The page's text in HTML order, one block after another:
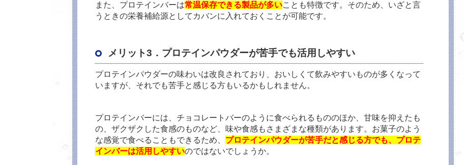
また、プロテインバーは常温保存できる製品が多いことも特徴です。そのため、いざと言
うときの栄養補給源としてカバンに入れておくことが可能です。
メリット3 ．プロテインパウダーが苦手でも活用しやすい
プロテインパウダーの味わいは改良されており、おいしくて飲みやすいものが多くなって
いますが、それでも苦手と感じる方もいるかもしれません。
プロテインバーには、チョコレートバーのように食べられるもののほか、甘味を抑えたも
の、ザクザクした食感のものなど、味や食感もさまざまな種類があります。お菓子のよう
な感覚で食べることもできるため、 プロテインパウダーが苦手だと感じる方でも、プロテ
インバーは活用しやすいのではないでしょうか。